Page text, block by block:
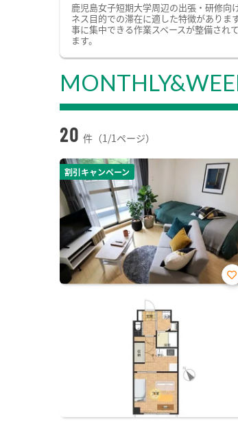
鹿児島女子短期大学周辺の出張・研修
ネス目的での滞在に適した特徴がありま
事に集中できる作業スペースが整備され
ます。
20 件（1/1ページ）
割引キャンペーン
お気